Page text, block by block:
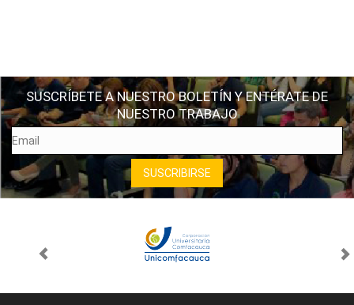
SUSCRÍBETE A NUESTRO BOLETÍN Y ENTÉRATE DE
NUESTRO TRABAJO